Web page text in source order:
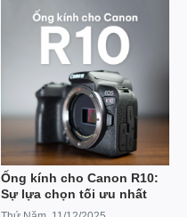
Ống kính cho Canon R10:
Sự lựa chọn tối ưu nhất